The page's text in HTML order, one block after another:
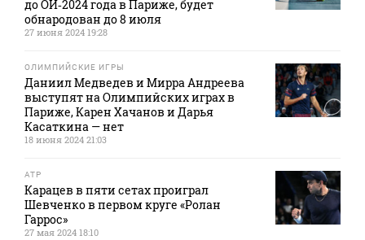
до ОИ‑2024 года в Париже, будет
обнародован до 8 июля
27 июня 2024 19:28
ОЛИМПИЙСКИЕ ИГРЫ
Даниил Медведев и Мирра Андреева
выступят на Олимпийских играх в
Париже, Карен Хачанов и Дарья
Касаткина — нет
18 июня 2024 21:03
ATP
Карацев в пяти сетах проиграл
Шевченко в первом круге «Ролан
Гаррос»
27 мая 2024 18:10